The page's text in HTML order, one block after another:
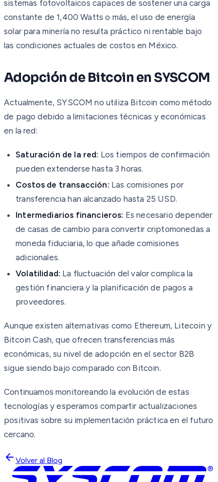
sistemas fotovoltaicos capaces de sostener una carga
constante de 1,400 Watts o más, el uso de energía
solar para minería no resulta práctico ni rentable bajo
las condiciones actuales de costos en México.
Adopción de Bitcoin en SYSCOM
Actualmente, SYSCOM no utiliza Bitcoin como método
de pago debido a limitaciones técnicas y económicas
en la red:
Saturación de la red: Los tiempos de confirmación
pueden extenderse hasta 3 horas.
Costos de transacción: Las comisiones por
transferencia han alcanzado hasta 25 USD.
Intermediarios financieros: Es necesario depender
de casas de cambio para convertir criptomonedas a
moneda fiduciaria, lo que añade comisiones
adicionales.
Volatilidad: La fluctuación del valor complica la
gestión financiera y la planificación de pagos a
proveedores.
Aunque existen alternativas como Ethereum, Litecoin y
Bitcoin Cash, que ofrecen transferencias más
económicas, su nivel de adopción en el sector B2B
sigue siendo bajo comparado con Bitcoin.
Continuamos monitoreando la evolución de estas
tecnologías y esperamos compartir actualizaciones
positivas sobre su implementación práctica en el futuro
cercano.
Volver al Blog